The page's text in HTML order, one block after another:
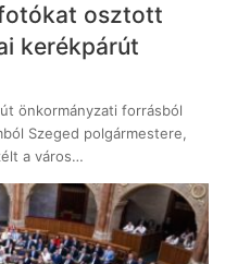
osztott
kerékpárút
önkormányzati forrásból
Szeged polgármestere,
a város…